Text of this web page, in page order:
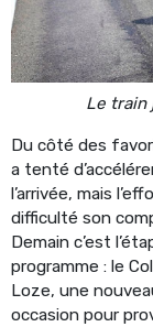
Le train
Du côté des
a tenté
l’arrivée, mais
difficulté son
Demain c’est
programme : le
Loze, une
occasion pour